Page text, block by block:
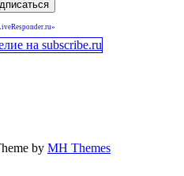
by MH Themes